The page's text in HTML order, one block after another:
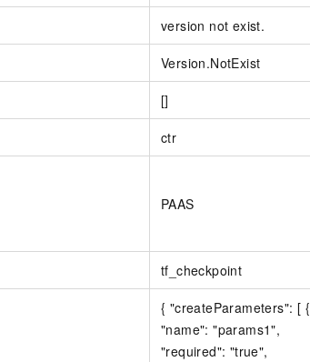
version not exist.
Version.NotExist
[]
ctr
PAAS
tf_checkpoint
{ "createParameters": [ {
"name": "params1",
"required": "true",